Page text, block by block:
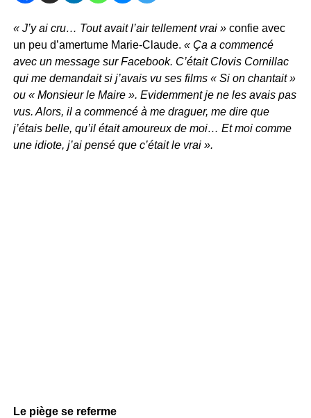
« J’y ai cru… Tout avait l’air tellement vrai » confie avec
un peu d’amertume Marie-Claude. « Ça a commencé
avec un message sur Facebook. C’était Clovis Cornillac
qui me demandait si j’avais vu ses films « Si on chantait »
ou « Monsieur le Maire ». Evidemment je ne les avais pas
vus. Alors, il a commencé à me draguer, me dire que
j’étais belle, qu’il était amoureux de moi… Et moi comme
une idiote, j’ai pensé que c’était le vrai ».
Le piège se referme